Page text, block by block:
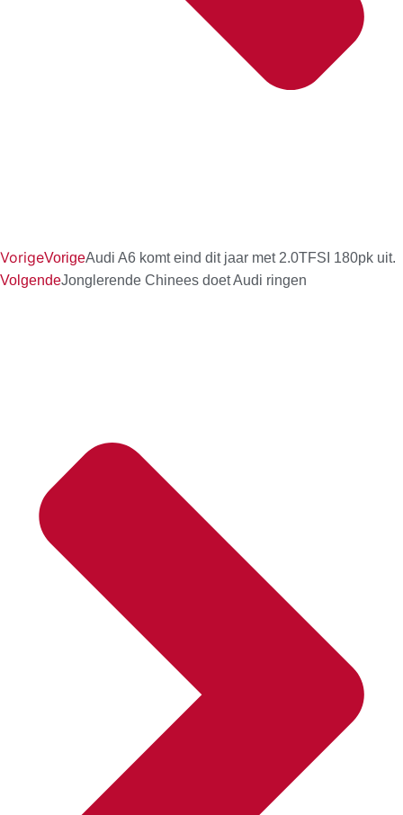
VorigeVorigeAudi A6 komt eind dit jaar met 2.0TFSI 180pk uit.
VolgendeJonglerende Chinees doet Audi ringen